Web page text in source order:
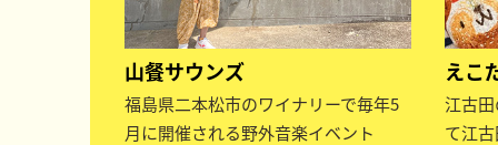
山餐サウンズ
福島県二本松市のワイナリーで毎年5
月に開催される野外音楽イベント
えこ
江古
て江